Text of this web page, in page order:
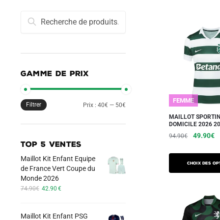
FEMME
MAILLOT
DOMICILE 2026
94.90€
Le
était :
49.90€Le
Choix des
Ce
produit
variations.
Recherche
pour :
Recherche
GAMME DE PRIX
Filtrer Prix :40€ — 50€
TOP 5 VENTES
Maillot Kit Enfant Equipe
de France Vert Coupe du
Monde 2026
74.90€ Le
était :
42.90 €Le
est :
Maillot Kit Enfant PSG